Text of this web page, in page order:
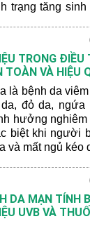
trạng tăng
rõ rệt trong
thời gian điều trị
TRONG
TOÀN VÀ HIỆU
là bệnh da
đỏ da, ngứa
hưởng
biệt khi người
và mất ngủ kéo
DA MẠN TÍNH
UVB VÀ